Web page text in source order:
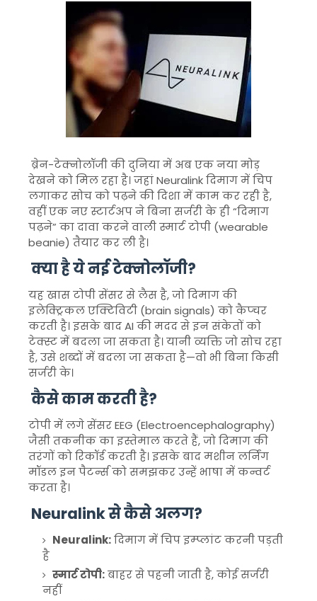
ब्रेन-टेक्नोलॉजी की दुनिया में अब एक नया मोड़
देखने को मिल रहा है। जहांNeuralinkदिमाग में चिप
लगाकर सोच को पढ़ने की दिशा में काम कर रही है,
वहीं एक नए स्टार्टअप ने बिना सर्जरी के ही “दिमाग
पढ़ने” का दावा करने वाली स्मार्ट टोपी (wearable
beanie) तैयार कर ली है।
क्या है ये नई टेक्नोलॉजी?
यह खास टोपी सेंसर से लैस है, जो दिमाग की
इलेक्ट्रिकल एक्टिविटी (brain signals) को कैप्चर
करती है। इसके बाद AI की मदद से इन संकेतों को
टेक्स्ट में बदला जा सकता है। यानी व्यक्ति जो सोच रहा
है, उसे शब्दों में बदला जा सकता है—वो भी बिना किसी
सर्जरी के।
कैसे काम करती है?
टोपी में लगे सेंसर EEG (Electroencephalography)
जैसी तकनीक का इस्तेमाल करते हैं, जो दिमाग की
तरंगों को रिकॉर्ड करती है। इसके बाद मशीन लर्निंग
मॉडल इन पैटर्न्स को समझकर उन्हें भाषा में कन्वर्ट
करता है।
Neuralink से कैसे अलग?
Neuralink:दिमाग में चिप इम्प्लांट करनी पड़ती
है
स्मार्ट टोपी:बाहर से पहनी जाती है, कोई सर्जरी
नहीं